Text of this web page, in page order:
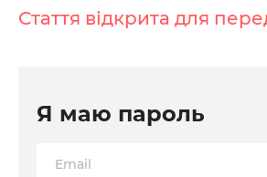
Стаття відкрита для
Я маю пароль